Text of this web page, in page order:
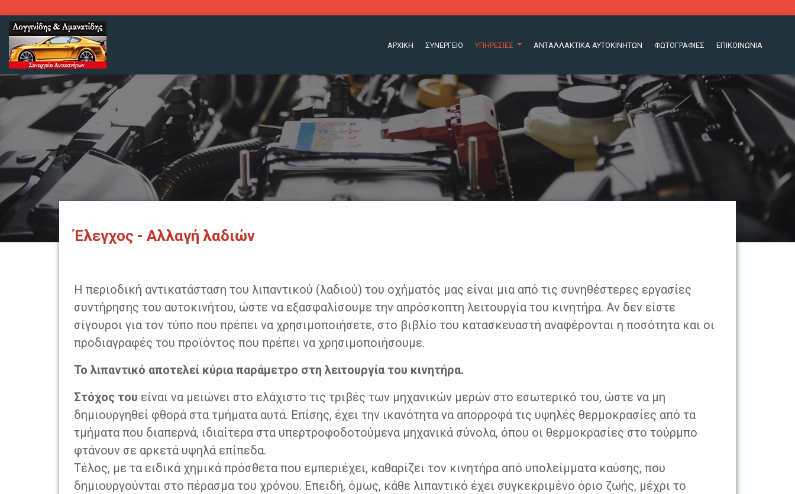
ΑΡΧΙΚΗ ΣΥΝΕΡΓΕΙΟ ΥΠΗΡΕΣΙΕΣ ΑΝΤΑΛΛΑΚΤΙΚΑ ΑΥΤΟΚΙΝΗΤΩΝ ΦΩΤΟΓΡΑΦΙΕΣ ΕΠΙΚΟΙΝΩΝΙΑ
Έλεγχος - Αλλαγή λαδιών
H περιοδική αντικατάσταση του λιπαντικού (λαδιού) του οχήματός μας είναι μια από τις συνηθέστερες εργασίες
συντήρησης του αυτοκινήτου, ώστε να εξασφαλίσουμε την απρόσκοπτη λειτουργία του κινητήρα. Αν δεν είστε
σίγουροι για τον τύπο που πρέπει να χρησιμοποιήσετε, στο βιβλίο του κατασκευαστή αναφέρονται η ποσότητα και οι
προδιαγραφές του προϊόντος που πρέπει να χρησιμοποιήσουμε.
Το λιπαντικό αποτελεί κύρια παράμετρο στη λειτουργία του κινητήρα.
Στόχος του είναι να μειώνει στο ελάχιστο τις τριβές των μηχανικών μερών στο εσωτερικό του, ώστε να μη
δημιουργηθεί φθορά στα τμήματα αυτά. Επίσης, έχει την ικανότητα να απορροφά τις υψηλές θερμοκρασίες από τα
τμήματα που διαπερνά, ιδιαίτερα στα υπερτροφοδοτούμενα μηχανικά σύνολα, όπου οι θερμοκρασίες στο τούρμπο
φτάνουν σε αρκετά υψηλά επίπεδα.
Τέλος, με τα ειδικά χημικά πρόσθετα που εμπεριέχει, καθαρίζει τον κινητήρα από υπολείμματα καύσης, που
δημιουργούνται στο πέρασμα του χρόνου. Επειδή, όμως, κάθε λιπαντικό έχει συγκεκριμένο όριο ζωής, μέχρι το